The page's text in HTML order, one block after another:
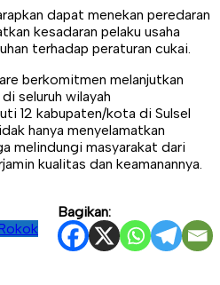
dapat menekan peredaran
kesadaran pelaku usaha
terhadap peraturan cukai.
berkomitmen melanjutkan
seluruh wilayah
12 kabupaten/kota di Sulsel
hanya menyelamatkan
melindungi masyarakat dari
kualitas dan keamanannya.
Bagikan: